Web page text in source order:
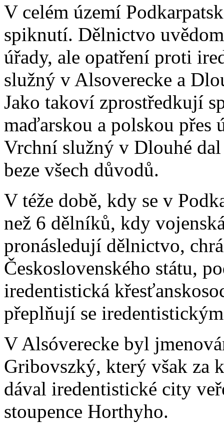
V celém území
spiknutí. Dělnictvo
úřady, ale opatření proti
služný v Alsoverecke a
Jako takoví zprostředkují
maďarskou a polskou přes
Vrchní služný v Dlouhé
beze všech důvodů.
V téže době, kdy se v
než 6 dělníků, kdy
pronásledují dělnictvo,
Československého státu,
iredentistická
přeplňují se
V Alsóverecke byl
Gribovszký, který však za
dával iredentistické city
stoupence Horthyho.